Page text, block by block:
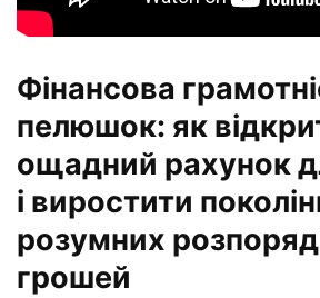
Фінансова
пелюшок: як
ощадний рахунок
і виростити
розумних
грошей